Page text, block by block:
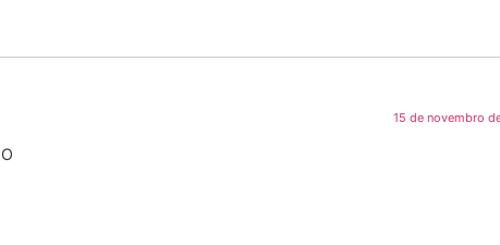
15 de novembro